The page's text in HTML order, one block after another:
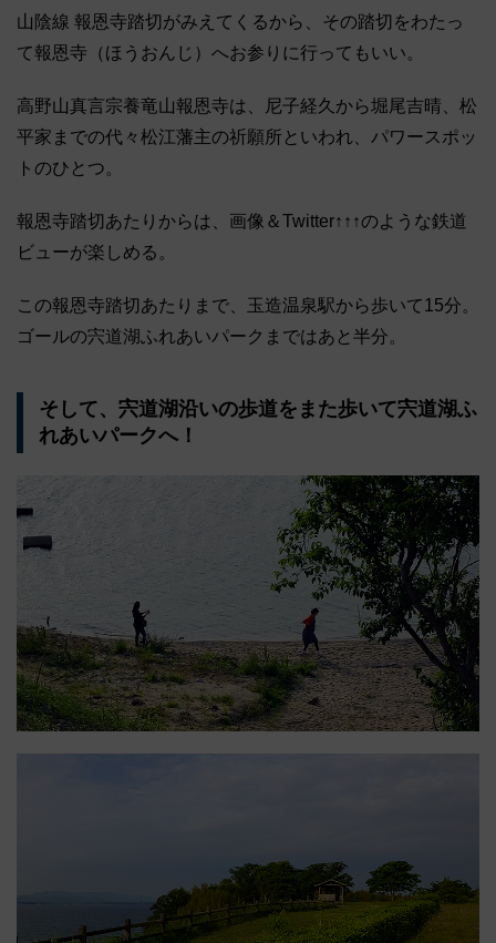
山陰線 報恩寺踏切がみえてくるから、その踏切をわたっ
て報恩寺（ほうおんじ）へお参りに行ってもいい。
高野山真言宗養竜山報恩寺は、尼子経久から堀尾吉晴、松
平家までの代々松江藩主の祈願所といわれ、パワースポッ
トのひとつ。
報恩寺踏切あたりからは、画像＆Twitter↑↑↑のような鉄道
ビューが楽しめる。
この報恩寺踏切あたりまで、玉造温泉駅から歩いて15分。
ゴールの宍道湖ふれあいパークまではあと半分。
そして、宍道湖沿いの歩道をまた歩いて宍道湖ふ
れあいパークへ！